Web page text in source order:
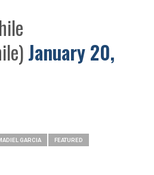
January 20,
GARCIA FEATURED